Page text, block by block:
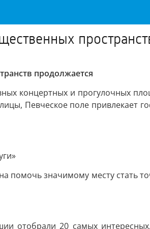
продолжается
концертных и прогулочных
Певческое поле привлекает
значимому месту стать
отобрали 20 самых